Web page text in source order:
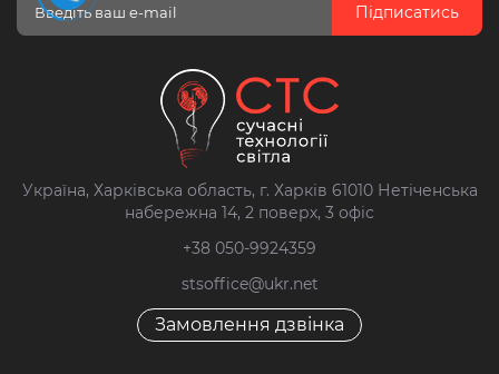
Підписатись
Україна, Харківська область, г. Харків 61010 Нетіченська
набережна 14, 2 поверх, 3 офіс
+38 050-9924359
stsoffice@ukr.net
Замовлення дзвінка